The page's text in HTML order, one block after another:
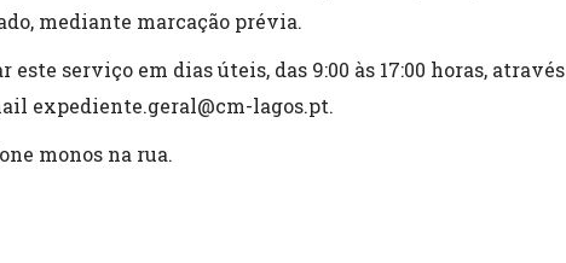
mediante marcação prévia.
este serviço em dias úteis, das 9:00 às 17:00 horas, através
expediente.geral@cm-lagos.pt.
monos na rua.